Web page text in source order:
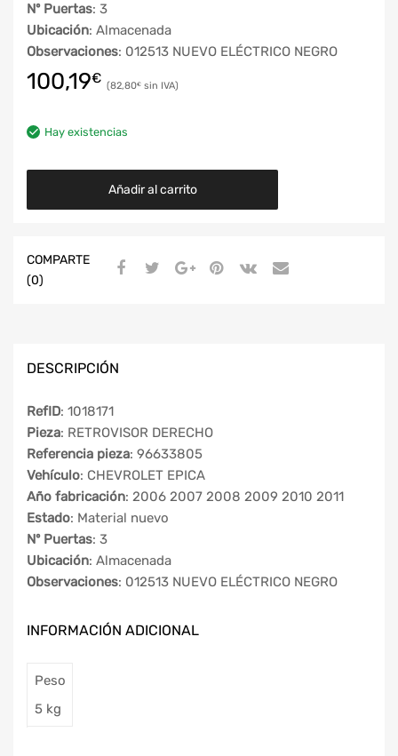
Nº Puertas: 3
Ubicación: Almacenada
Observaciones: 012513 NUEVO ELÉCTRICO NEGRO
100,19€ 82,80€
Hay existencias
Añadir al carrito
COMPARTE
(0)
DESCRIPCIÓN
RefID: 1018171
Pieza: RETROVISOR DERECHO
Referencia pieza: 96633805
Vehículo: CHEVROLET EPICA
Año fabricación: 2006 2007 2008 2009 2010 2011
Estado: Material nuevo
Nº Puertas: 3
Ubicación: Almacenada
Observaciones: 012513 NUEVO ELÉCTRICO NEGRO
INFORMACIÓN ADICIONAL
Peso
5 kg